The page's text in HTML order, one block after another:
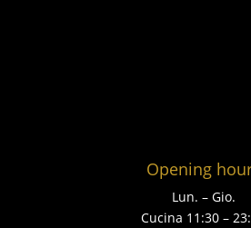
Opening
Lun. – Gio.
Cucina 11:30 –